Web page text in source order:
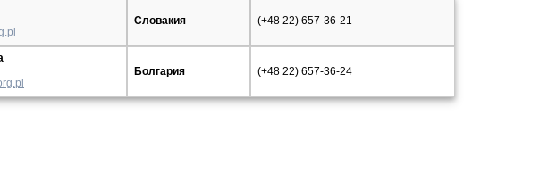
Словакия (+48 22) 657-36-21
Болгария (+48 22) 657-36-24